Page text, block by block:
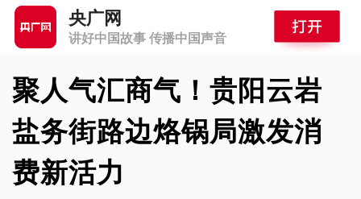
央广网
讲好中国故事 传播中国声音
聚人气汇商气！贵阳云岩
盐务街路边烙锅局激发消
费新活力